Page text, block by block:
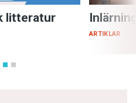
litteratur
ARTIKLAR